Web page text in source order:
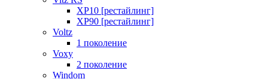
XP10 [рестайлинг]
XP90 [рестайлинг]
Voltz
1 поколение
Voxy
2 поколение
Windom